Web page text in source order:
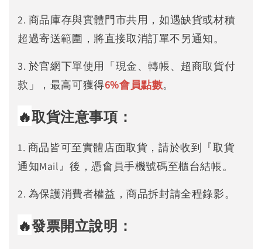
2. 商品庫存與實體門市共用，如遇缺貨或材積
超過寄送範圍，將直接取消訂單不另通知。
3. 於官網下單使用「現金、轉帳、超商取貨付
款」，最高可獲得6%會員點數。
🔥取貨注意事項：
1. 商品皆可至實體店面取貨，請於收到『取貨
通知Mail』後，憑會員手機號碼至櫃台結帳。
2. 為保護消費者權益，商品拆封請全程錄影。
🔥發票開立說明：